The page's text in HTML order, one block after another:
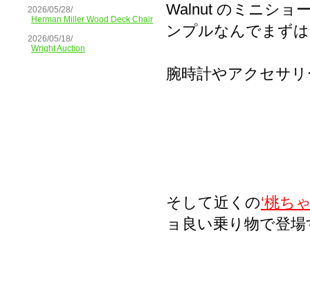
2026/05/28/
Herman Miller Wood Deck Chair
2026/05/18/
Wright Auction
Walnut のミニショ
ンプルなんでまず
腕時計やアクセサ
そして近くの‘桃ち
ョ良い乗り物で登